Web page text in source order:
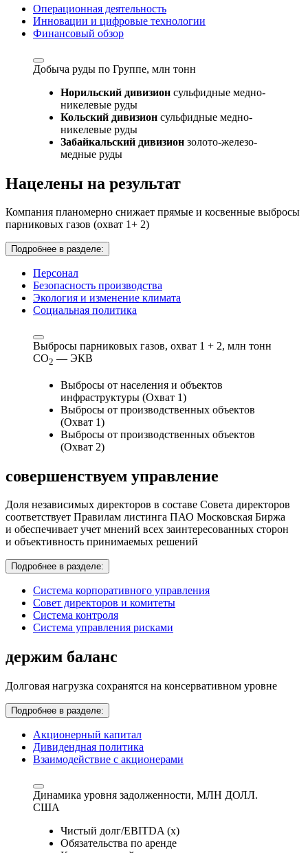
Операционная деятельность
Инновации и цифровые технологии
Финансовый обзор
Добыча руды по Группе, млн тонн
Норильский дивизион сульфидные медно-
никелевые руды
Кольский дивизион сульфидные медно-
никелевые руды
Забайкальский дивизион золото-железо-
медные руды
Нацелены на результат
Компания планомерно снижает прямые и косвенные выбросы
парниковых газов (охват 1+ 2)
Подробнее в разделе:
Персонал
Безопасность производства
Экология и изменение климата
Социальная политика
Выбросы парниковых газов, охват 1 + 2, млн тонн
СО2 — ЭКВ
Выбросы от населения и объектов
инфраструктуры (Охват 1)
Выбросы от производственных объектов
(Охват 1)
Выбросы от производственных объектов
(Охват 2)
совершенствуем управление
Доля независимых директоров в составе Совета директоров
соответствует Правилам листинга ПАО Московская Биржа
и обеспечивает учет мнений всех заинтересованных сторон
и объективность принимаемых решений
Подробнее в разделе:
Система корпоративного управления
Совет директоров и комитеты
Система контроля
Система управления рисками
держим баланс
Долговая нагрузка сохранятся на консервативном уровне
Подробнее в разделе:
Акционерный капитал
Дивидендная политика
Взаимодействие с акционерами
Динамика уровня задолженности, МЛН ДОЛЛ.
США
Чистый долг/EBITDA (x)
Обязательства по аренде